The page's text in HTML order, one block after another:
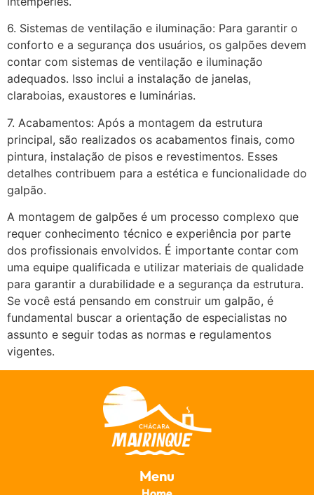
6. Sistemas de ventilação e iluminação: Para garantir o
conforto e a segurança dos usuários, os galpões devem
contar com sistemas de ventilação e iluminação
adequados. Isso inclui a instalação de janelas,
claraboias, exaustores e luminárias.
7. Acabamentos: Após a montagem da estrutura
principal, são realizados os acabamentos finais, como
pintura, instalação de pisos e revestimentos. Esses
detalhes contribuem para a estética e funcionalidade do
galpão.
A montagem de galpões é um processo complexo que
requer conhecimento técnico e experiência por parte
dos profissionais envolvidos. É importante contar com
uma equipe qualificada e utilizar materiais de qualidade
para garantir a durabilidade e a segurança da estrutura.
Se você está pensando em construir um galpão, é
fundamental buscar a orientação de especialistas no
assunto e seguir todas as normas e regulamentos
vigentes.
Menu